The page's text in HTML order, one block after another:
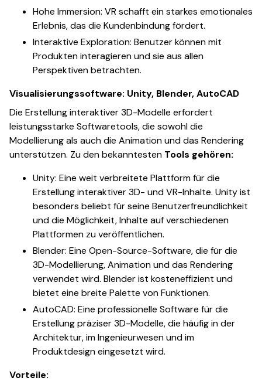
Hohe Immersion: VR schafft ein starkes emotionales
Erlebnis, das die Kundenbindung fördert.
Interaktive Exploration: Benutzer können mit
Produkten interagieren und sie aus allen
Perspektiven betrachten.
Visualisierungssoftware: Unity, Blender, AutoCAD
Die Erstellung interaktiver 3D-Modelle erfordert
leistungsstarke Softwaretools, die sowohl die
Modellierung als auch die Animation und das Rendering
unterstützen. Zu den bekanntesten Tools gehören:
Unity: Eine weit verbreitete Plattform für die
Erstellung interaktiver 3D- und VR-Inhalte. Unity ist
besonders beliebt für seine Benutzerfreundlichkeit
und die Möglichkeit, Inhalte auf verschiedenen
Plattformen zu veröffentlichen.
Blender: Eine Open-Source-Software, die für die
3D-Modellierung, Animation und das Rendering
verwendet wird. Blender ist kosteneffizient und
bietet eine breite Palette von Funktionen.
AutoCAD: Eine professionelle Software für die
Erstellung präziser 3D-Modelle, die häufig in der
Architektur, im Ingenieurwesen und im
Produktdesign eingesetzt wird.
Vorteile: